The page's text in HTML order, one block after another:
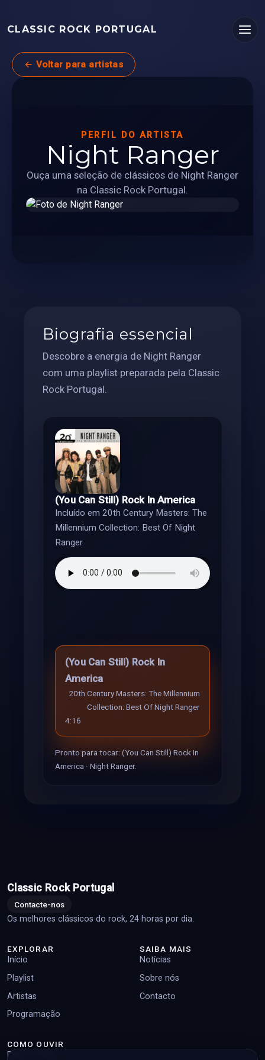
CLASSIC ROCK PORTUGAL
← Voltar para artistas
PERFIL DO ARTISTA
Night Ranger
Ouça uma seleção de clássicos de Night Ranger
na Classic Rock Portugal.
Biografia essencial
Descobre a energia de Night Ranger
com uma playlist preparada pela Classic
Rock Portugal.
(You Can Still) Rock In America
Incluído em 20th Century Masters: The
Millennium Collection: Best Of Night
Ranger.
(You Can Still) Rock In
America
20th Century Masters: The Millennium
Collection: Best Of Night Ranger
4:16
Pronto para tocar: (You Can Still) Rock In
America · Night Ranger.
Classic Rock Portugal
Contacte-nos
Os melhores clássicos do rock, 24 horas por dia.
EXPLORAR
Início
Playlist
Artistas
Programação
SAIBA MAIS
Notícias
Sobre nós
Contacto
COMO OUVIR
Player online